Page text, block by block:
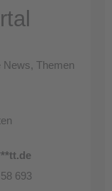
News, Themen
tt.de
693